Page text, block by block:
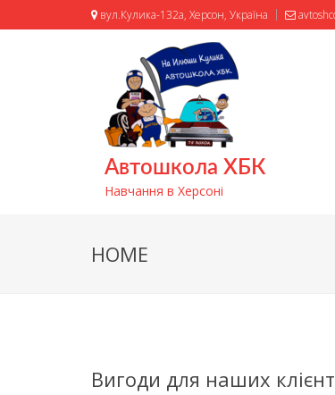
вул.Кулика-132а, Херсон, Україна
Автошкола ХБК
Навчання в Херсоні
HOME
Вигоди для наших